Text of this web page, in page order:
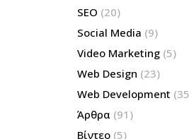
SEO (20)
Social Media (9)
Video Marketing (5)
Web Design (23)
Web Development
Άρθρα (91)
Βίντεο (5)